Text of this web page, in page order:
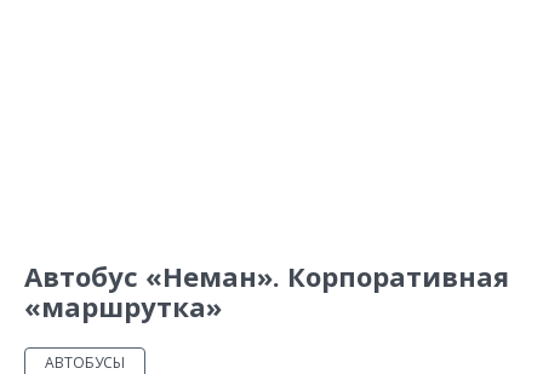
Автобус «Неман». Корпоративная
«маршрутка»
АВТОБУСЫ